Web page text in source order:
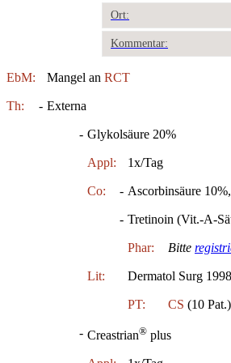
Ort:
Kommentar:
EbM: Mangel an RCT
Th: - Externa
- Glykolsäure 20%
Appl: 1x/Tag
Co: - Ascorbinsäure
- Tretinoin (Vit.-A-
Phar: Bitte
Lit: Dermatol Surg
PT: CS (10 Pat.)
- Creastrian® plus